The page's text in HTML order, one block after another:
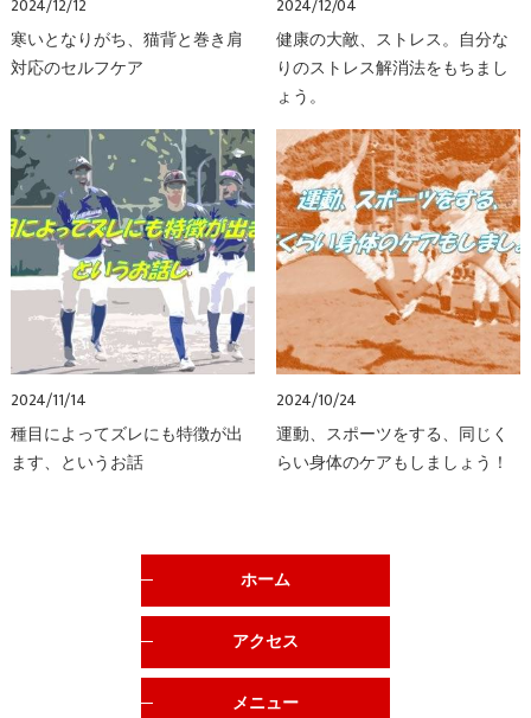
2024/12/12
寒いとなりがち、猫背と巻き肩
対応のセルフケア
2024/12/04
健康の大敵、ストレス。自分な
りのストレス解消法をもちまし
ょう。
2024/11/14
種目によってズレにも特徴が出
ます、というお話
2024/10/24
運動、スポーツをする、同じく
らい身体のケアもしましょう！
ホーム
アクセス
メニュー